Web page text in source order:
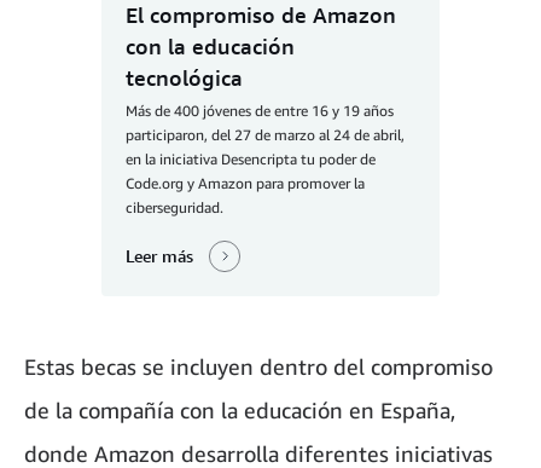
El compromiso de Amazon
con la educación
tecnológica
Más de 400 jóvenes de entre 16 y 19 años
participaron, del 27 de marzo al 24 de abril,
en la iniciativa Desencripta tu poder de
Code.org y Amazon para promover la
ciberseguridad.
Leer más
Estas becas se incluyen dentro del compromiso
de la compañía con la educación en España,
donde Amazon desarrolla diferentes iniciativas